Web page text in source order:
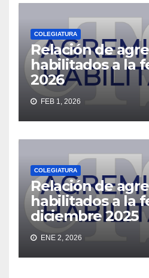
COLEGIATURA
Relación de
habilitados a la
2026
FEB 1, 2026
COLEGIATURA
Relación de
habilitados a la
diciembre 2025
ENE 2, 2026